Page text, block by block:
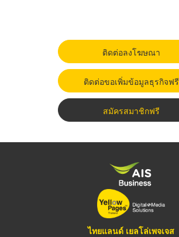
ติดต่อลงโฆษณา
ติดต่อขอเพิ่มข้อมูลธุรกิจฟรี
สมัครสมาชิกฟรี
ไทยแลนด์ เยลโล่เพจเจส